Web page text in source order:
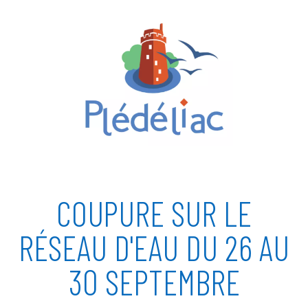
COUPURE SUR LE
RÉSEAU D'EAU DU 26 AU
30 SEPTEMBRE